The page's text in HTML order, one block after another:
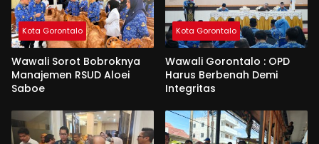
Kota Gorontalo
Wawali Sorot Bobroknya
Manajemen RSUD Aloei
Saboe
Kota Gorontalo
Wawali Gorontalo : OPD
Harus Berbenah Demi
Integritas